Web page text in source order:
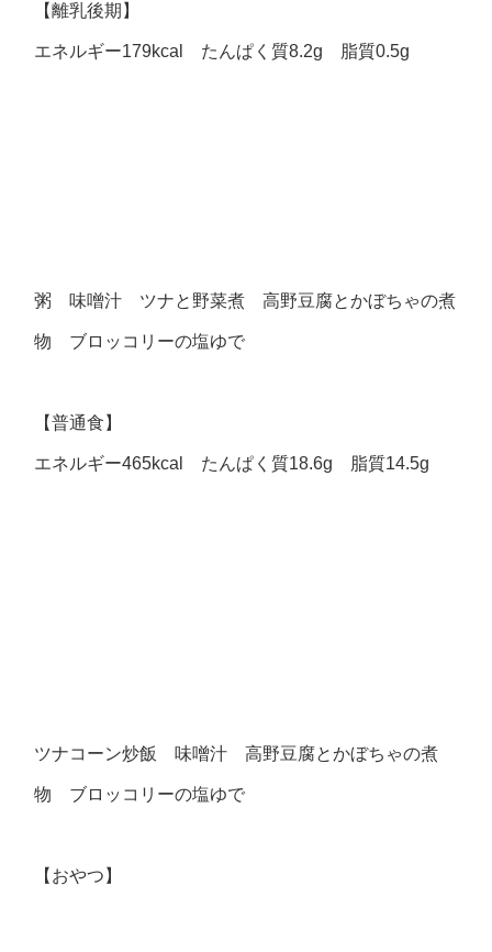
【離乳後期】
エネルギー179kcal たんぱく質8.2g 脂質0.5g
粥 味噌汁 ツナと野菜煮 高野豆腐とかぼちゃの煮
物 ブロッコリーの塩ゆで
【普通食】
エネルギー465kcal たんぱく質18.6g 脂質14.5g
ツナコーン炒飯 味噌汁 高野豆腐とかぼちゃの煮
物 ブロッコリーの塩ゆで
【おやつ】